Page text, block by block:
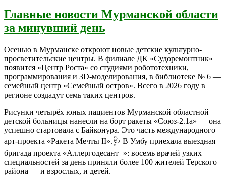
Главные новости Мурманской области
за минувший день
Осенью в Мурманске откроют новые детские культурно-
просветительские центры. В филиале ДК «Судоремонтник»
появится «Центр Роста» со студиями робототехники,
программирования и 3D-моделирования, в библиотеке № 6 —
семейный центр «Семейный остров». Всего в 2026 году в
регионе создадут семь таких центров.
Рисунки четырёх юных пациентов Мурманской областной
детской больницы нанесли на борт ракеты «Союз-2.1а» — она
успешно стартовала с Байконура. Это часть международного
арт-проекта «Ракета Мечты II».🩺 В Умбу приехала выездная
бригада проекта «Аллергодесант+»: восемь врачей узких
специальностей за день приняли более 100 жителей Терского
района — и взрослых, и детей.